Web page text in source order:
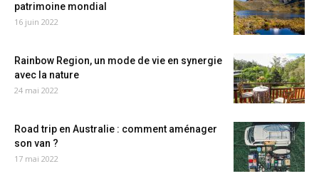
patrimoine mondial
16 juin 2022
Rainbow Region, un mode de vie en synergie
avec la nature
24 mai 2022
Road trip en Australie : comment aménager
son van ?
17 mai 2022